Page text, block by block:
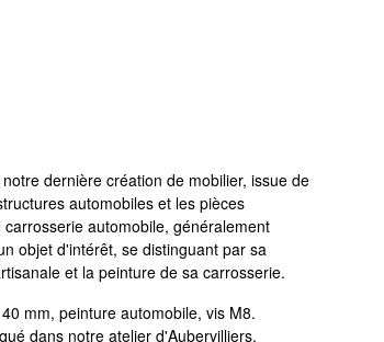
dernière création de mobilier, issue de
automobiles et les pièces
automobile, généralement
objet d'intérêt, se distinguant par sa
et la peinture de sa carrosserie.
mm, peinture automobile, vis M8.
dans notre atelier d'Aubervilliers.